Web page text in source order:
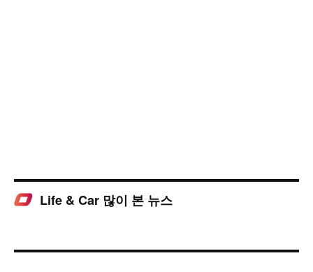
Life & Car 많이 본 뉴스